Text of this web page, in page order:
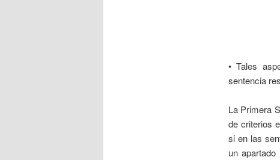
• Tales
sentencia
La Primera
de criterios
si en las
un